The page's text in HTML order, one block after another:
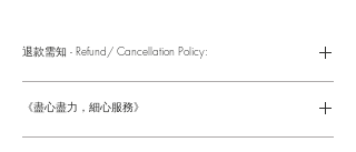
退款需知 - Refund/ Cancellation Policy:
https://www.fasunflower.com/return
《盡心盡力，細心服務》